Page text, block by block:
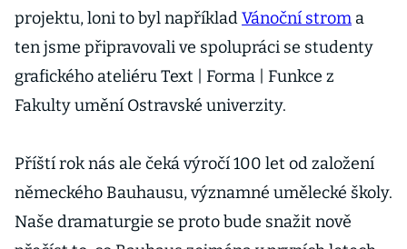
projektu, loni to byl napříkladVánoční strom a
ten jsme připravovali ve spolupráci se studenty
grafického ateliéru Text | Forma | Funkce z
Fakulty umění Ostravské univerzity.
Příští rok nás ale čeká výročí 100 let od založení
německého Bauhausu, významné umělecké školy.
Naše dramaturgie se proto bude snažit nově